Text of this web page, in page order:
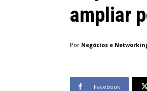
ampliar
Por Negócios e
Facebook